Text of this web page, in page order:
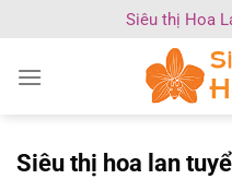
nội
Siêu thị Hoa
Siêu thị hoa lan